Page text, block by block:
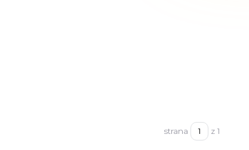
strana z 1